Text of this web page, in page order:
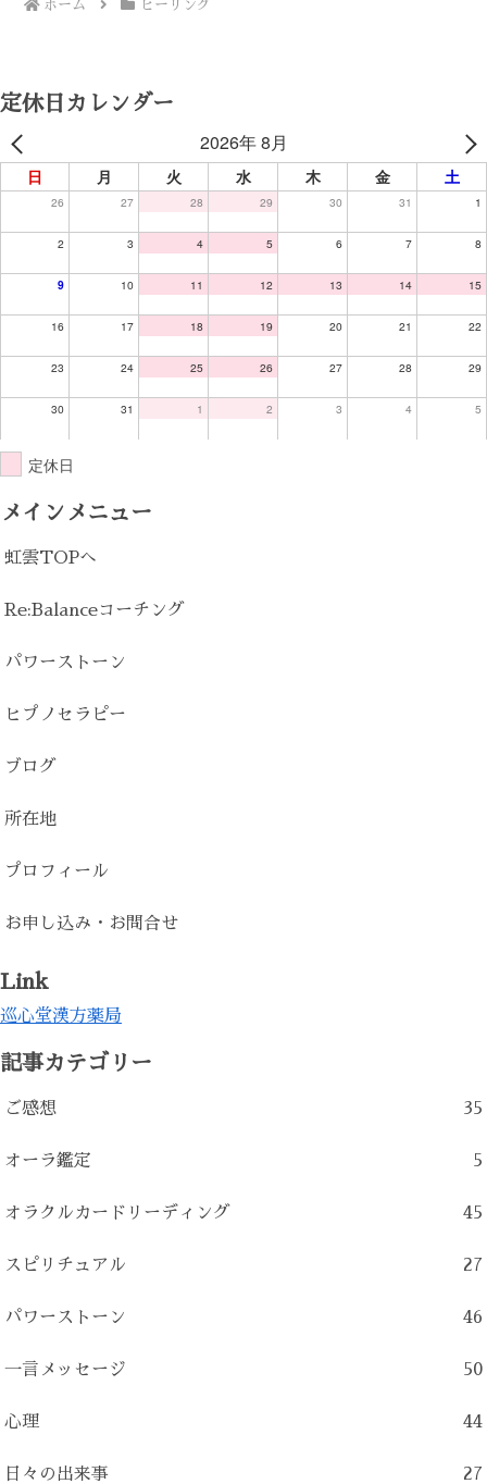
ホーム ヒーリング
定休日カレンダー
2026年 8月
日 月 火 水 木 金 土
26 27 28 29 30 31 1
2 3 4 5 6 7 8
9 10 11 12 13 14 15
16 17 18 19 20 21 22
23 24 25 26 27 28 29
30 31 1 2 3 4 5
定休日
メインメニュー
虹雲TOPへ
Re:Balanceコーチング
パワーストーン
ヒプノセラピー
ブログ
所在地
プロフィール
お申し込み・お問合せ
Link
巡心堂漢方薬局
記事カテゴリー
ご感想 35
オーラ鑑定 5
オラクルカードリーディング 45
スピリチュアル 27
パワーストーン 46
一言メッセージ 50
心理 44
日々の出来事 27